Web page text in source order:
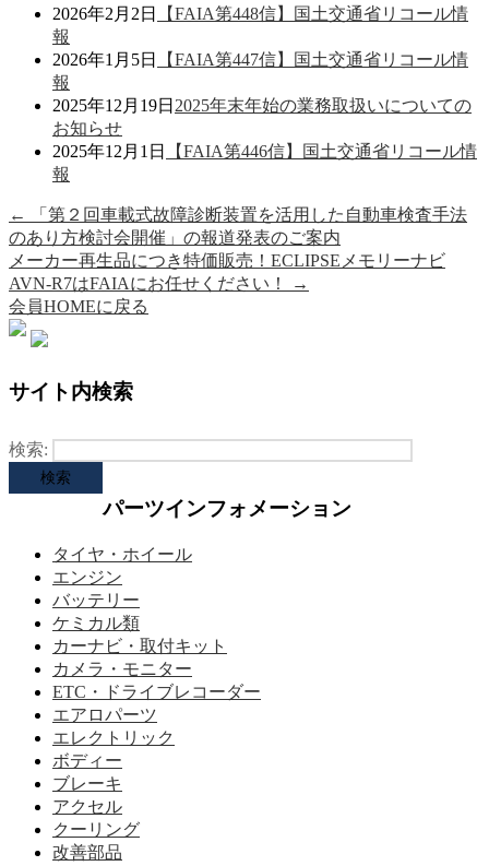
2026年2月2日
【FAIA第448信】国土交通省リコール情
報
2026年1月5日
【FAIA第447信】国土交通省リコール情
報
2025年12月19日 2025年末年始の業務取扱いについての
お知らせ
2025年12月1日
【FAIA第446信】国土交通省リコール情
報
←
「第２回車載式故障診断装置を活用した自動車検査手法
のあり方検討会開催」の報道発表のご案内
メーカー再生品につき特価販売！ECLIPSEメモリーナビ
AVN-R7はFAIAにお任せください！
→
会員HOMEに戻る
サイト内検索
検索:
パーツインフォメーション
タイヤ・ホイール
エンジン
バッテリー
ケミカル類
カーナビ・取付キット
カメラ・モニター
ETC・ドライブレコーダー
エアロパーツ
エレクトリック
ボディー
ブレーキ
アクセル
クーリング
改善部品